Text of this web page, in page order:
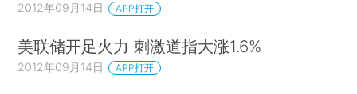
2012年09月14日 APP打开
美联储开足火力 刺激道指大涨1.6%
2012年09月14日 APP打开